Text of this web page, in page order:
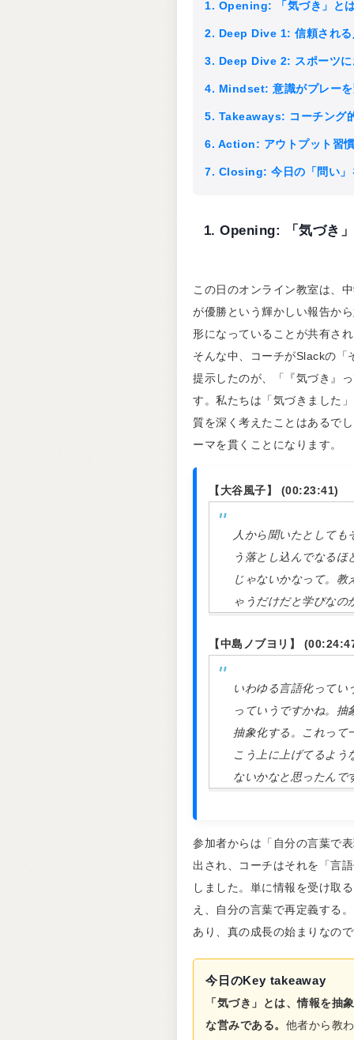
1. Opening: 「気づき」と
2. Deep Dive 1: 信頼される
3. Deep Dive 2: スポーツに
4. Mindset: 意識がプレー
5. Takeaways: コーチング
6. Action: アウトプット習
7. Closing: 今日の「問い」
1. Opening: 「気づき
この日のオンライン教室は、
が優勝という輝かしい報告か
形になっていることが共有さ
そんな中、コーチがSlackの「
提示したのが、「『気づき』
す。私たちは「気づきました
質を深く考えたことはあるで
ーマを貫くことになります。
【大谷風子】 (00:23:41)
人から聞いたとしても
う落とし込んでなる
じゃないかなって。教
ゃうだけだと学びなの
【中島ノブヨリ】
いわゆる言語化って
っていうですかね。抽
抽象化する。これって
こう上に上げてるよう
ないかなと思ったんで
参加者からは「自分の言葉で
出され、コーチはそれを「言
しました。単に情報を受け取
え、自分の言葉で再定義する
あり、真の成長の始まりなの
今日のKey takeaway
「気づき」とは、情報を抽
な営みである。 他者から教